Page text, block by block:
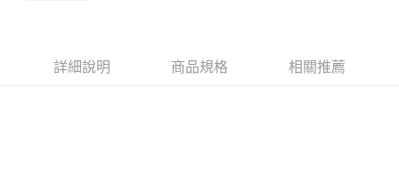
詳細說明 商品規格 相關推薦